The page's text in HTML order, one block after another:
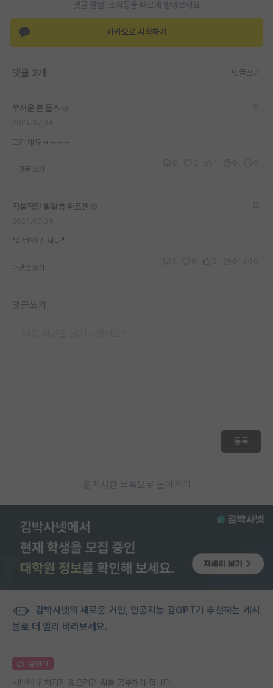
학술 정보 게시판
이벤트
댓글 알람, 소식등을 빠르게 받아보세요
카카오로 시작하기
댓글 2개 댓글쓰기
무서운 존 롤스
그러게요ㅋㅋㅋㅋ
대댓글 쓰기
직설적인 빌헬름 뢴트겐
"이번엔 진짜다"
대댓글 쓰기
댓글쓰기
등록
게시판 목록으로 돌아가기
김박사넷의 새로운 거인, 인공지능 김GPT가 추천하는 게시
물로 더 멀리 바라보세요.
김GPT
시대에 뒤쳐지지 않으려면 AI를 공부해야 합니다.